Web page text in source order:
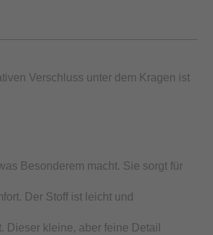
Verschluss unter dem Kragen ist
Besonderem macht. Sie sorgt für
Der Stoff ist leicht und
kleine, aber feine Detail